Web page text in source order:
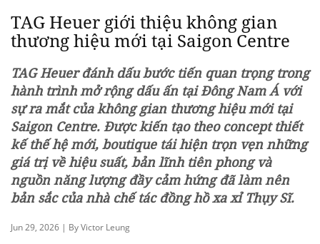
TAG Heuer giới thiệu không gian
thương hiệu mới tại Saigon Centre
TAG Heuer đánh dấu bước tiến quan trọng trong
hành trình mở rộng dấu ấn tại Đông Nam Á với
sự ra mắt của không gian thương hiệu mới tại
Saigon Centre. Được kiến tạo theo concept thiết
kế thế hệ mới, boutique tái hiện trọn vẹn những
giá trị về hiệu suất, bản lĩnh tiên phong và
nguồn năng lượng đầy cảm hứng đã làm nên
bản sắc của nhà chế tác đồng hồ xa xỉ Thụy Sĩ.
Jun 29, 2026 | By Victor Leung